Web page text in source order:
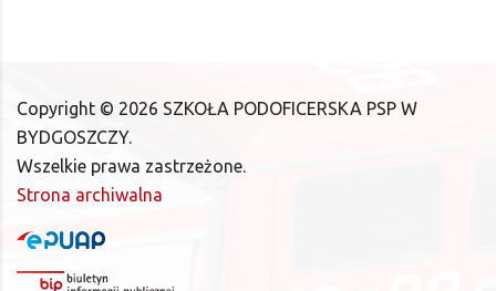
Copyright © 2026 SZKOŁA PODOFICERSKA PSP W
BYDGOSZCZY.
Wszelkie prawa zastrzeżone.
Strona archiwalna